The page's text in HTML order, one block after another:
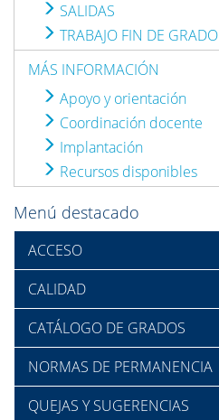
SALIDAS
TRABAJO FIN DE GRADO
MÁS INFORMACIÓN
Apoyo y orientación
Coordinación docente
Implantación
Recursos disponibles
Menú destacado
ACCESO
CALIDAD
CATÁLOGO DE GRADOS
NORMAS DE PERMANENCIA
QUEJAS Y SUGERENCIAS